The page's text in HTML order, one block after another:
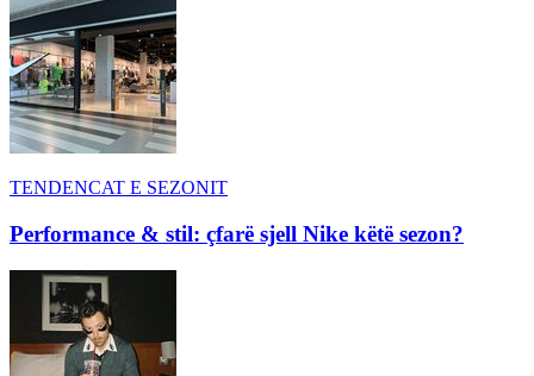
TENDENCAT E SEZONIT
Performance & stil: çfarë sjell Nike këtë sezon?